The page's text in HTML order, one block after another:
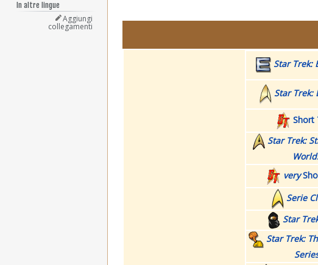
Star Trek:
Star Trek:
Short
Star Trek:
very
Serie
Star
Star Trek:
In altre lingue
Aggiungi
collegamenti